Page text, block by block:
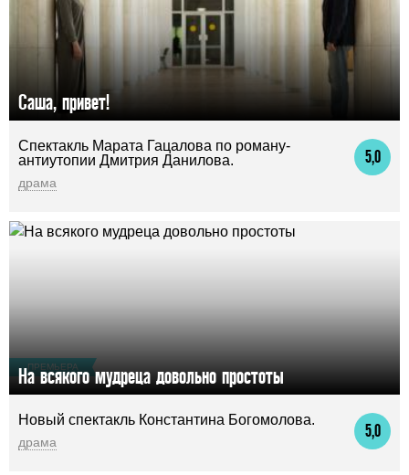
Саша, привет!
5,0
Спектакль Марата Гацалова по роману-
антиутопии Дмитрия Данилова.
драма
ПРЕМЬЕРА
На всякого мудреца довольно простоты
5,0
Новый спектакль Константина Богомолова.
драма